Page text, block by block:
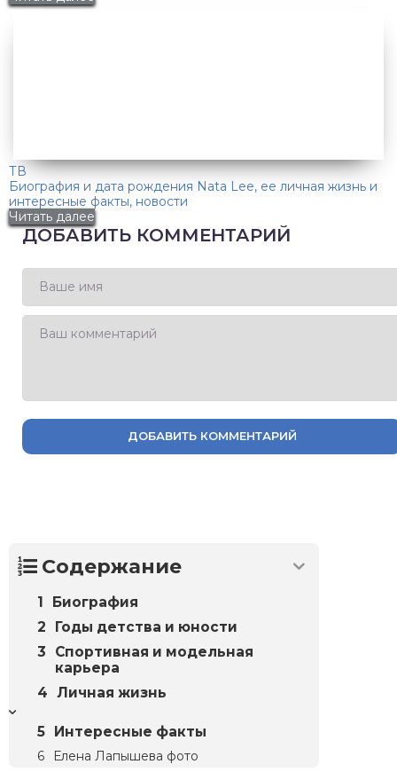
ТВ
Биография и дата рождения Nata Lee, ее личная жизнь и
интересные факты, новости
Читать далее
ДОБАВИТЬ КОММЕНТАРИЙ
ДОБАВИТЬ КОММЕНТАРИЙ
Содержание
Биография
Годы детства и юности
Спортивная и модельная
карьера
Личная жизнь
Интересные факты
Елена Лапышева фото